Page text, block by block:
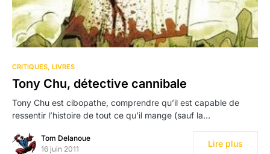
CRITIQUES LIVRES
Tony Chu, détective cannibale
Tony Chu est cibopathe, comprendre qu’il est capable de
ressentir l’histoire de tout ce qu’il mange (sauf la…
Tom Delanoue
16 juin 2011
Lire plus